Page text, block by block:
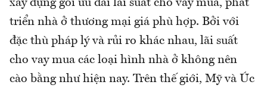
xây dựng gói ưu đãi lãi suất cho vay mua, phát
triển nhà ở thương mại giá phù hợp. Bởi với
đặc thù pháp lý và rủi ro khác nhau, lãi suất
cho vay mua các loại hình nhà ở không nên
cào bằng như hiện nay. Trên thế giới, Mỹ và Úc